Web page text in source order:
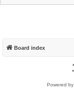
Board index
*
*
Powered by